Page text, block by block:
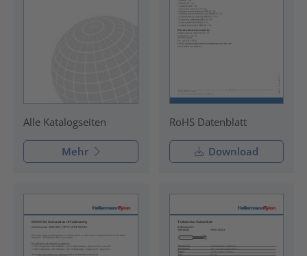
Alle Katalogseiten
Mehr
RoHS Datenblatt
Download